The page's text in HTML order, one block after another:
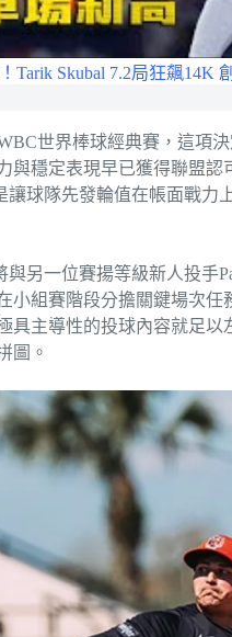
Tarik Skubal 7.2局狂飆14K
世界棒球經典賽，這項
與穩定表現早已獲得聯盟認
讓球隊先發輪值在帳面戰
另一位賽揚等級新人投手
組賽階段分擔關鍵場次任
具主導性的投球內容就足
圖。